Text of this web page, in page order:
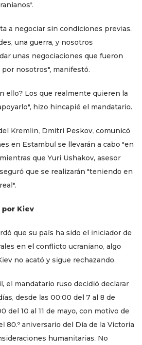
a negociar sin condiciones previas.
una guerra, y nosotros
unas negociaciones que fueron
nosotros", manifestó.
ello? Los que realmente quieren la
hizo hincapié el mandatario.
Kremlin, Dmitri Peskov, comunicó
en Estambul se llevarán a cabo "en
que Yuri Ushakov, asesor
que se realizarán "teniendo en
Kiev
que su país ha sido el iniciador de
en el conflicto ucraniano, algo
no acató y sigue rechazando.
el mandatario ruso decidió declarar
desde las 00:00 del 7 al 8 de
del 10 al 11 de mayo, con motivo de
80.º aniversario del Día de la Victoria
humanitarias. No